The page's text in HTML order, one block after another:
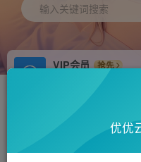
输入关键词搜索
VIP会员
抢先
免费下载全站资源
站长V：hu91275优优